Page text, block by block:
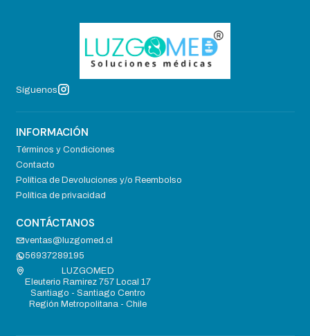
Síguenos
INFORMACIÓN
Términos y Condiciones
Contacto
Política de Devoluciones y/o Reembolso
Política de privacidad
CONTÁCTANOS
ventas@luzgomed.cl
56937289195
LUZGOMED
Eleuterio Ramirez 757 Local 17
Santiago - Santiago Centro
Región Metropolitana - Chile